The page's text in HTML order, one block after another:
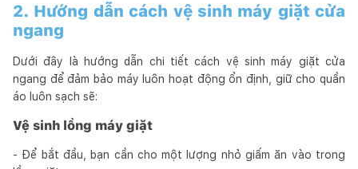
2. Hướng dẫn cách vệ sinh máy giặt cửa
ngang
Dưới đây là hướng dẫn chi tiết cách vệ sinh máy giặt cửa
ngang để đảm bảo máy luôn hoạt động ổn định, giữ cho quần
áo luôn sạch sẽ:
Vệ sinh lồng máy giặt
- Để bắt đầu, bạn cần cho một lượng nhỏ giấm ăn vào trong